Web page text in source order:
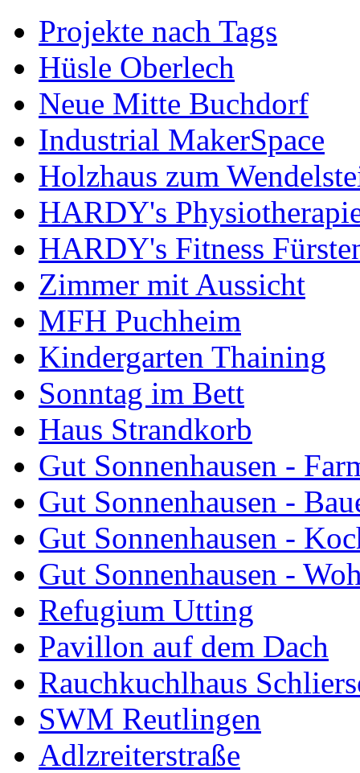
Projekte nach Tags
Hüsle Oberlech
Neue Mitte Buchdorf
Industrial MakerSpace
Holzhaus zum
HARDY's
HARDY's Fitness
Zimmer mit Aussicht
MFH Puchheim
Kindergarten Thaining
Sonntag im Bett
Haus Strandkorb
Gut Sonnenhausen -
Gut Sonnenhausen -
Gut Sonnenhausen -
Gut Sonnenhausen -
Refugium Utting
Pavillon auf dem Dach
Rauchkuchlhaus
SWM Reutlingen
Adlzreiterstraße